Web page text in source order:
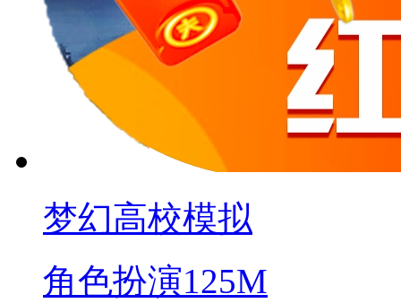
梦幻高校模拟
角色扮演125M